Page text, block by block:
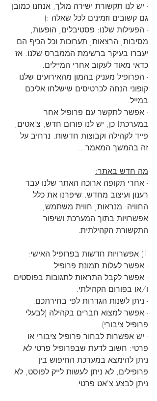
- יש לנו תקשורת ישירה מולך, אנחנו כמובן
גם קשובים וזמינים לכל שאלה :)
- הפעילות שלנו: פסטיבלים, הופעות,
מסיבות, הרצאות, תערוכות וכל הכיף הם
יעברו בעיקר ברשימת הממברס שלנו. אז
כדאי מאוד לעקוב אחרי המיילים.
- הפרופיל מעניק בהמון מהאירועים שלנו
קופוני הנחה לכרטיסים שישלחו אליכם
במייל.
- אפשר לתקשר עם פרופיל אחר
במערכת! כן, יש לנו פורום חדש, צ'אטים,
פייד לקהילה וקבוצות חדשות. נרחיב על
זה בהמשך המאמר…
מה חדש באתר:
- אחרי תקופה ארוכה האתר שלנו עבר
רענון ועיצוב מחדש. שיפרנו את כלל
החוויה: מנראות, חווית משתמש,
אפשרויות בתוך המערכת ושיפור
התקשורת הקהילתית.
1) אפשרויות חדשות בפרופיל האישי:
- אפשר לעלות תמונת פרופיל
- אפשר לקבל התראות לתגובות בפוסטים
ו/או בפורום הקהילתי.
- ניתן לשנות הגדרות לפי בחירתכם.
- אפשר למצוא חברים בקהילה (לבעלי
פרופיל ציבורי)
- יש אפשרות לבחור פרופיל ציבורי או
פרטי: חשוב לדעת שבפרופיל פרטי לא
ניתן להימצא במערכת החיפוש בין
פרופילים, לא ניתן לעשות לייק לפוסט, לא
ניתן לבצע צ'אט פרטי.